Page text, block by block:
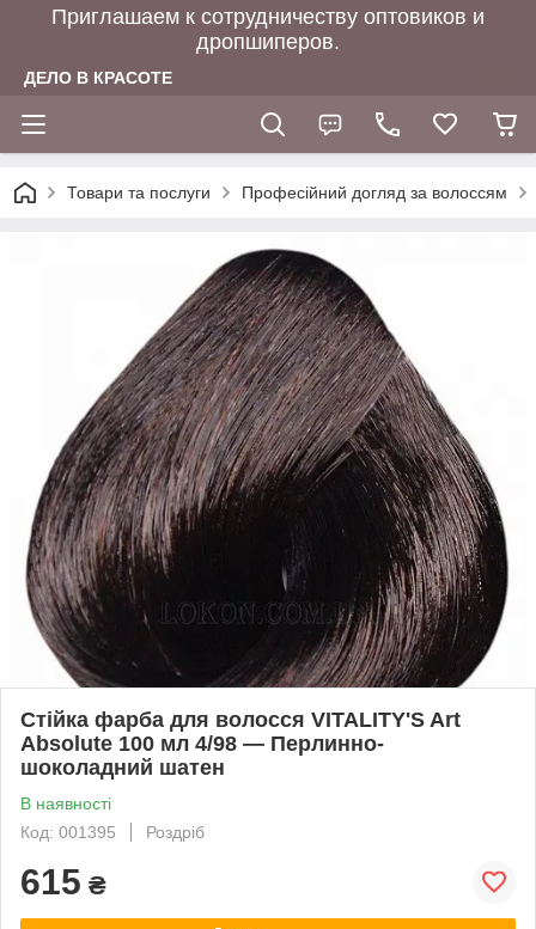
Приглашаем к сотрудничеству оптовиков и
дропшиперов.
ДЕЛО В КРАСОТЕ
Товари та послуги Професійний догляд за волоссям
Стійка фарба для волосся VITALITY'S Art
Absolute 100 мл 4/98 — Перлинно-
шоколадний шатен
В наявності
Код: 001395
Роздріб
615 ₴